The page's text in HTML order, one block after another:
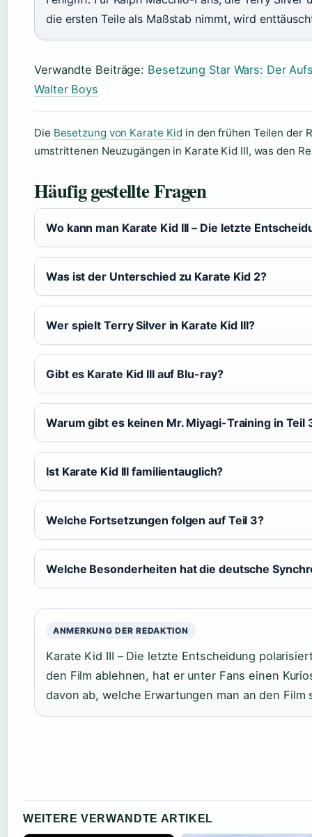
die ersten Teile als Maßstab nimmt, wird
Verwandte Beiträge: Besetzung Star Wars: Der
Walter Boys
Die Besetzung von Karate Kid in den frühen Teilen der
umstrittenen Neuzugängen in Karate Kid III, was den
Häufig gestellte Fragen
Wo kann man Karate Kid III – Die letzte
Was ist der Unterschied zu Karate Kid 2?
Wer spielt Terry Silver in Karate Kid III?
Gibt es Karate Kid III auf Blu-ray?
Warum gibt es keinen Mr. Miyagi-Training in Teil
Ist Karate Kid III familientauglich?
Welche Fortsetzungen folgen auf Teil 3?
Welche Besonderheiten hat die deutsche
ANMERKUNG DER REDAKTION
Karate Kid III – Die letzte Entscheidung
den Film ablehnen, hat er unter Fans einen
davon ab, welche Erwartungen man an den Film
WEITERE VERWANDTE ARTIKEL